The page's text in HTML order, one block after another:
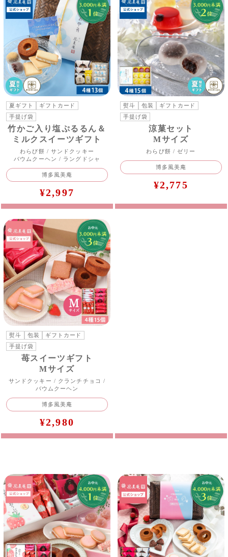
夏ギフト
ギフトカード
手提げ袋
竹かご入り塩ぷるるん＆
ミルクスイーツギフト
わらび餅 / サンドクッキー
バウムクーヘン / ラングドシャ
博多風美庵
¥2,997
熨斗 包装
ギフトカード
手提げ袋
涼菓セット
Mサイズ
わらび餅 / ゼリー
博多風美庵
¥2,775
熨斗 包装
ギフトカード
手提げ袋
苺スイーツギフト
Mサイズ
サンドクッキー / クランチチョコ /
バウムクーヘン
博多風美庵
¥2,980